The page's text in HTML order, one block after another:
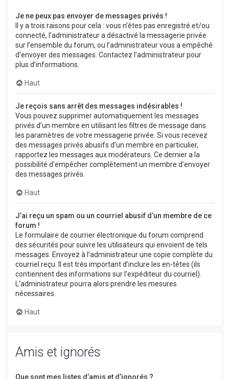
Je ne peux pas envoyer de messages privés !
Il y a trois raisons pour cela : vous n’êtes pas enregistré et/ou
connecté, l’administrateur a désactivé la messagerie privée
sur l’ensemble du forum, ou l’administrateur vous a empêché
d’envoyer des messages. Contactez l’administrateur pour
plus d’informations.
Haut
Je reçois sans arrêt des messages indésirables !
Vous pouvez supprimer automatiquement les messages
privés d’un membre en utilisant les filtres de message dans
les paramètres de votre messagerie privée. Si vous recevez
des messages privés abusifs d’un membre en particulier,
rapportez les messages aux modérateurs. Ce dernier a la
possibilité d’empêcher complètement un membre d’envoyer
des messages privés.
Haut
J’ai reçu un spam ou un courriel abusif d’un membre de ce
forum !
Le formulaire de courrier électronique du forum comprend
des sécurités pour suivre les utilisateurs qui envoient de tels
messages. Envoyez à l’administrateur une copie complète du
courriel reçu. Il est très important d’inclure les en-têtes (ils
contiennent des informations sur l’expéditeur du courriel).
L’administrateur pourra alors prendre les mesures
nécessaires.
Haut
Amis et ignorés
Que sont mes listes d’amis et d’ignorés ?